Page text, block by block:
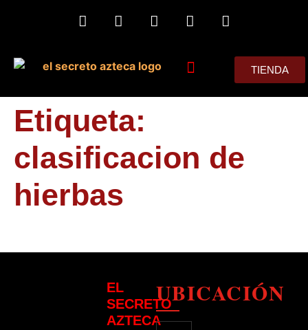
TIENDA
Etiqueta:
clasificacion de
hierbas
EL
SECRETO
AZTECA
UBICACIÓN